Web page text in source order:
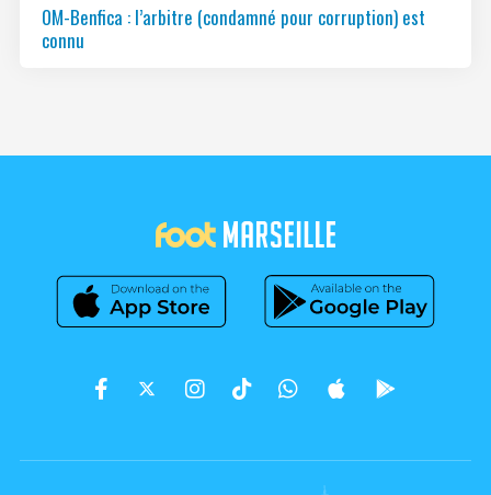
OM-Benfica : l’arbitre (condamné pour corruption) est
connu